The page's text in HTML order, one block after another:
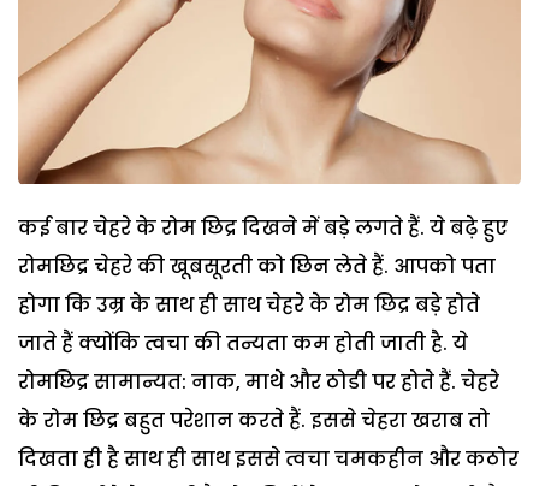
कई बार चेहरे के रोम छिद्र दिखने में बड़े लगते हैं. ये बढ़े हुए
रोमछिद्र चेहरे की खूबसूरती को छिन लेते हैं. आपको पता
होगा कि उम्र के साथ ही साथ चेहरे के रोम छिद्र बड़े होते
जाते हैं क्योंकि त्वचा की तन्यता कम होती जाती है. ये
रोमछिद्र सामान्यत: नाक, माथे और ठोडी पर होते हैं. चेहरे
के रोम छिद्र बहुत परेशान करते हैं. इससे चेहरा खराब तो
दिखता ही है साथ ही साथ इससे त्वचा चमकहीन और कठोर